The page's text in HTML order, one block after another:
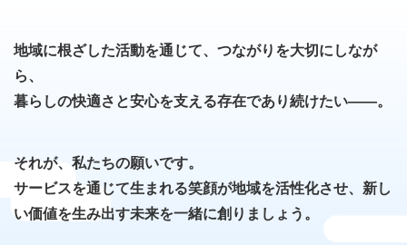
地域に根ざした活動を通じて、つながりを大切にしなが
ら、
暮らしの快適さと安心を支える存在であり続けたい――。
それが、私たちの願いです。
サービスを通じて生まれる笑顔が地域を活性化させ、新し
い価値を生み出す未来を一緒に創りましょう。